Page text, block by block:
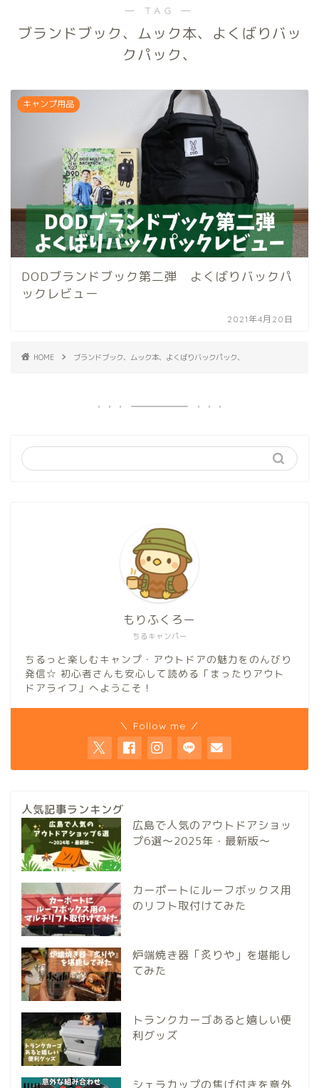
― TAG ―
ブランドブック、ムック本、よくばりバッ
クパック、
キャンプ用品
DODブランドブック第二弾 よくばりバックパ
ックレビュー
2021年4月20日
HOME ブランドブック、ムック本、よくばりバックパック、
ちるキャンパー
もりふくろー
ちるっと楽しむキャンプ・アウトドアの魅力をのんびり
発信☆ 初心者さんも安心して読める「まったりアウト
ドアライフ」へようこそ！
＼ Follow me ／
人気記事ランキング
広島で人気のアウトドアショッ
プ6選～2025年・最新版～
カーポートにルーフボックス用
のリフト取付けてみた
炉端焼き器「炙りや」を堪能し
てみた
トランクカーゴあると嬉しい便
利グッズ
シェラカップの焦げ付きを意外